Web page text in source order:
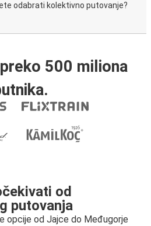
odabrati kolektivno putovanje?
500 miliona
od
putovanja
opcije od Jajce do Međugorje